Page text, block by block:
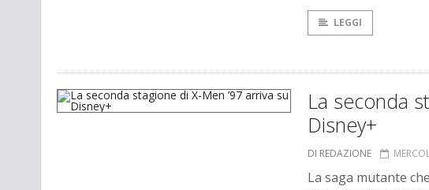
LEGGI
La seconda
Disney+
DI REDAZIONE
La saga mutante